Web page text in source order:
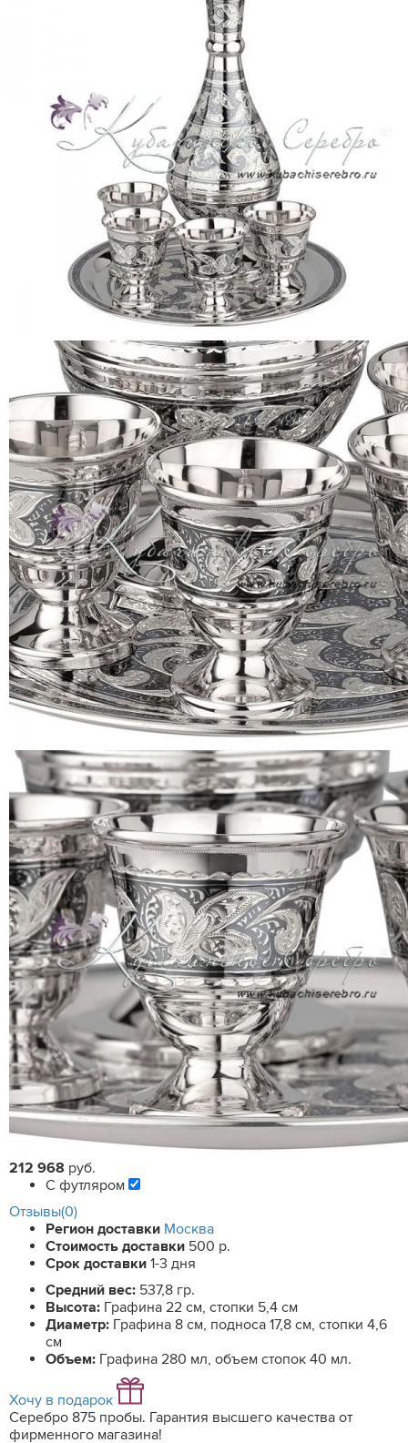
212 968 руб.
С футляром
Отзывы(0)
Регион доставки Москва
Стоимость доставки 500 р.
Срок доставки 1-3 дня
Средний вес: 537,8 гр.
Высота: Графина 22 см, стопки 5,4 см
Диаметр: Графина 8 см, подноса 17,8 см, стопки 4,6
см
Объем: Графина 280 мл, объем стопок 40 мл.
Хочу в подарок
Серебро 875 пробы. Гарантия высшего качества от
фирменного магазина!